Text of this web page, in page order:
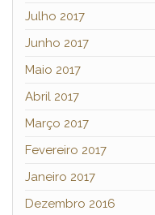
Julho 2017
Junho 2017
Maio 2017
Abril 2017
Março 2017
Fevereiro 2017
Janeiro 2017
Dezembro 2016